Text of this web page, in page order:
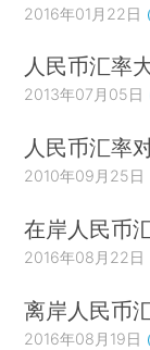
2016年01月22日
人民币汇率
2013年07月05日
人民币汇率
2010年09月25日
在岸人民币
2016年08月22日
离岸人民币
2016年08月19日